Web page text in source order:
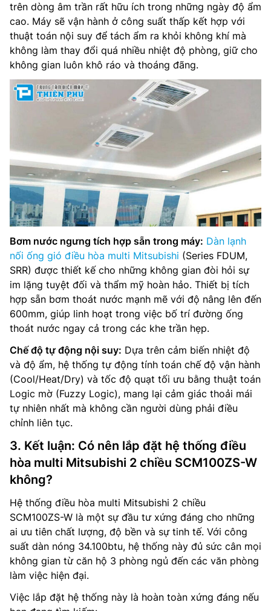
trên dòng âm trần rất hữu ích trong những ngày độ ẩm
cao. Máy sẽ vận hành ở công suất thấp kết hợp với
thuật toán nội suy để tách ẩm ra khỏi không khí mà
không làm thay đổi quá nhiều nhiệt độ phòng, giữ cho
không gian luôn khô ráo và thoáng đãng.
Bơm nước ngưng tích hợp sẵn trong máy: Dàn lạnh
nối ống gió điều hòa multi Mitsubishi (Series FDUM,
SRR) được thiết kế cho những không gian đòi hỏi sự
im lặng tuyệt đối và thẩm mỹ hoàn hảo. Thiết bị tích
hợp sẵn bơm thoát nước mạnh mẽ với độ nâng lên đến
600mm, giúp linh hoạt trong việc bố trí đường ống
thoát nước ngay cả trong các khe trần hẹp.
Chế độ tự động nội suy: Dựa trên cảm biến nhiệt độ
và độ ẩm, hệ thống tự động tính toán chế độ vận hành
(Cool/Heat/Dry) và tốc độ quạt tối ưu bằng thuật toán
Logic mờ (Fuzzy Logic), mang lại cảm giác thoải mái
tự nhiên nhất mà không cần người dùng phải điều
chỉnh liên tục.
3. Kết luận: Có nên lắp đặt hệ thống điều
hòa multi Mitsubishi 2 chiều SCM100ZS-W
không?
Hệ thống điều hòa multi Mitsubishi 2 chiều
SCM100ZS-W là một sự đầu tư xứng đáng cho những
ai ưu tiên chất lượng, độ bền và sự tinh tế. Với công
suất dàn nóng 34.100btu, hệ thống này đủ sức cân mọi
không gian từ căn hộ 3 phòng ngủ đến các văn phòng
làm việc hiện đại.
Việc lắp đặt hệ thống này là hoàn toàn xứng đáng nếu